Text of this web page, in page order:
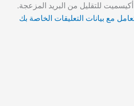
للتقليل من البريد المزعجة.
مع بيانات التعليقات الخاصة بك